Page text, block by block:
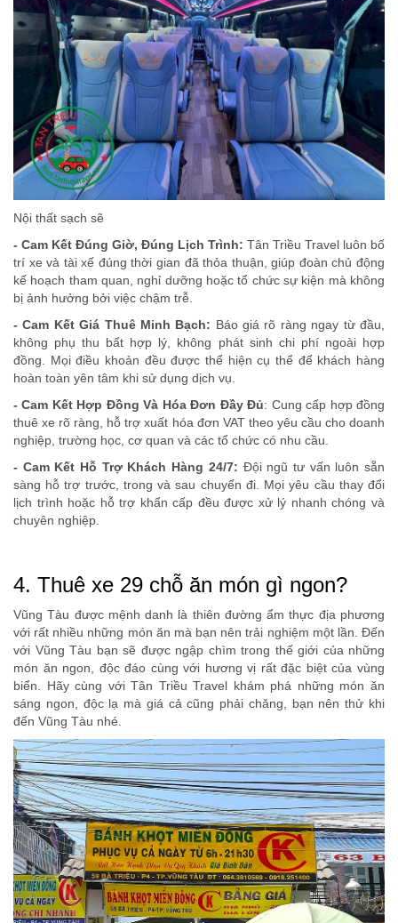
Nội thất sạch sẽ
- Cam Kết Đúng Giờ, Đúng Lịch Trình: Tân Triều Travel luôn bố
trí xe và tài xế đúng thời gian đã thỏa thuận, giúp đoàn chủ động
kế hoạch tham quan, nghỉ dưỡng hoặc tổ chức sự kiện mà không
bị ảnh hưởng bởi việc chậm trễ.
- Cam Kết Giá Thuê Minh Bạch: Báo giá rõ ràng ngay từ đầu,
không phụ thu bất hợp lý, không phát sinh chi phí ngoài hợp
đồng. Mọi điều khoản đều được thể hiện cụ thể để khách hàng
hoàn toàn yên tâm khi sử dụng dịch vụ.
- Cam Kết Hợp Đồng Và Hóa Đơn Đầy Đủ: Cung cấp hợp đồng
thuê xe rõ ràng, hỗ trợ xuất hóa đơn VAT theo yêu cầu cho doanh
nghiệp, trường học, cơ quan và các tổ chức có nhu cầu.
- Cam Kết Hỗ Trợ Khách Hàng 24/7: Đội ngũ tư vấn luôn sẵn
sàng hỗ trợ trước, trong và sau chuyến đi. Mọi yêu cầu thay đổi
lịch trình hoặc hỗ trợ khẩn cấp đều được xử lý nhanh chóng và
chuyên nghiệp.
4. Thuê xe 29 chỗ ăn món gì ngon?
Vũng Tàu được mệnh danh là thiên đường ẩm thực địa phương
với rất nhiều những món ăn mà bạn nên trải nghiệm một lần. Đến
với Vũng Tàu bạn sẽ được ngập chìm trong thế giới của những
món ăn ngon, độc đáo cùng với hương vị rất đặc biệt của vùng
biển. Hãy cùng với Tân Triều Travel khám phá những món ăn
sáng ngon, độc lạ mà giá cả cũng phải chăng, bạn nên thử khi
đến Vũng Tàu nhé.